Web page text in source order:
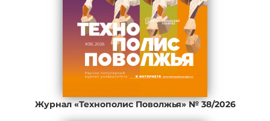
Журнал «Технополис Поволжья» № 38/2026